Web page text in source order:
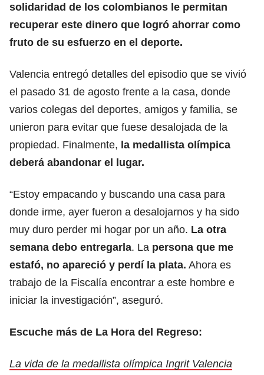
solidaridad de los colombianos le permitan
recuperar este dinero que logró ahorrar como
fruto de su esfuerzo en el deporte.
Valencia entregó detalles del episodio que se vivió
el pasado 31 de agosto frente a la casa, donde
varios colegas del deportes, amigos y familia, se
unieron para evitar que fuese desalojada de la
propiedad. Finalmente, la medallista olímpica
deberá abandonar el lugar.
“Estoy empacando y buscando una casa para
donde irme, ayer fueron a desalojarnos y ha sido
muy duro perder mi hogar por un año. La otra
semana debo entregarla. La persona que me
estafó, no apareció y perdí la plata. Ahora es
trabajo de la Fiscalía encontrar a este hombre e
iniciar la investigación”, aseguró.
Escuche más de La Hora del Regreso:
La vida de la medallista olímpica Ingrit Valencia